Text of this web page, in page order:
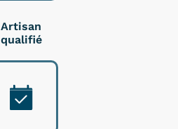
Artisan
qualifié